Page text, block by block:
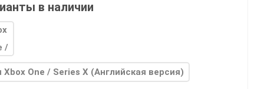
в наличии
Xbox One / Series X (Английская версия)